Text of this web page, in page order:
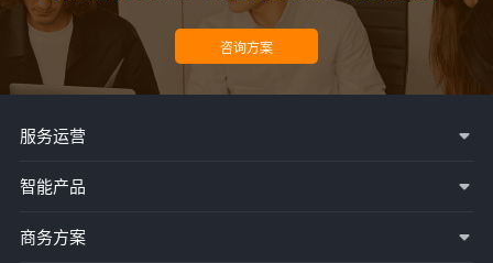
服务运营
智能产品
商务方案